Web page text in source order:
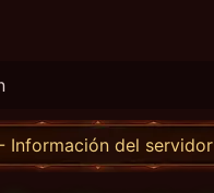
Información del servidor